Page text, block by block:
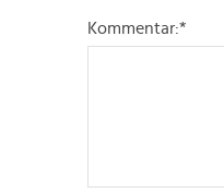
Kommentar:*